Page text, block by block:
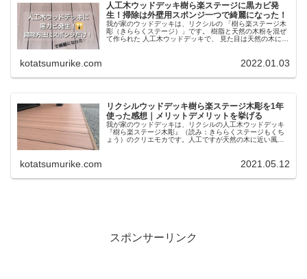
人工木ウッドデッキ樹ら楽ステージに黒カビ発
生！掃除は外壁用スポンジ一つで綺麗になった！
我が家のウッドデッキは、リクシルの 「樹ら楽ステージ木
彫（きららくステージ）」です。 樹脂と天然の木粉を混ぜ
て作られた 人工木ウッドデッキで、 見た目は天然の木に近
kotatsumurike.com 2022.01.03
リクシルウッドデッキ樹ら楽ステージ木彫を1年
使った感想｜メリットデメリットを挙げる
我が家のウッドデッキは、リクシルの人工木ウッドデッキ
『樹ら楽ステージ木彫』（読み：きららくステージもくち
ょう）のクリエモカです。人工ですが天然の木に近い風合
kotatsumurike.com 2021.05.12
スポンサーリンク